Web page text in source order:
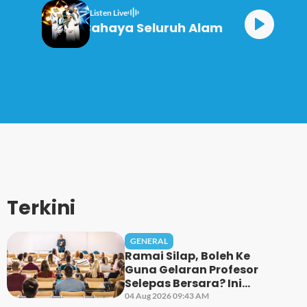
Listen Live
AlMawlid Cahaya Seluruh Alam
Terkini
GENERAL
Ramai Silap, Boleh Ke
Guna Gelaran Profesor
Selepas Bersara? Ini
Penjelasan Sebenar...
04 Aug 2026 09:43 AM